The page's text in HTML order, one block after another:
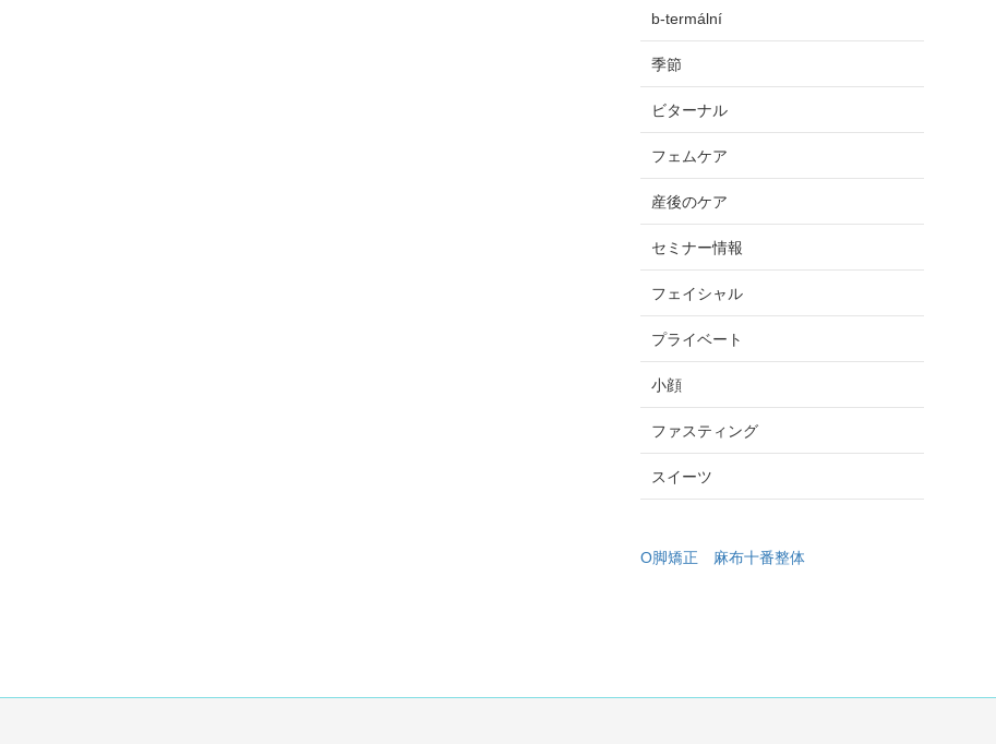
b-termální
季節
ビターナル
フェムケア
産後のケア
セミナー情報
フェイシャル
プライベート
小顔
ファスティング
スイーツ
O脚矯正 麻布十番整体